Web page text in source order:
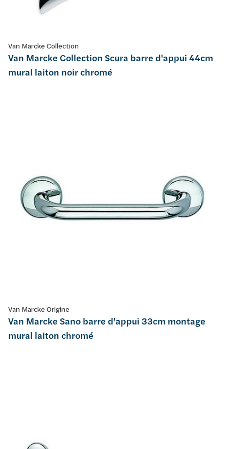
Van Marcke Collection
Van Marcke Collection Scura barre d'appui 44cm
mural laiton noir chromé
Van Marcke Origine
Van Marcke Sano barre d'appui 33cm montage
mural laiton chromé